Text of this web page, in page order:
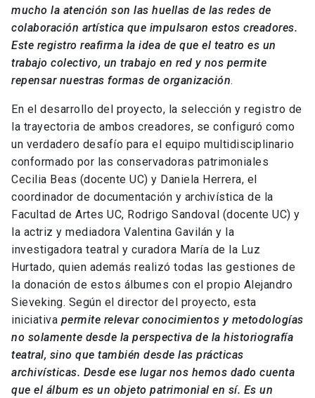
mucho la atención son las huellas de las redes de
colaboración artística que impulsaron estos creadores.
Este registro reafirma la idea de que el teatro es un
trabajo colectivo, un trabajo en red y nos permite
repensar nuestras formas de organización.
En el desarrollo del proyecto, la selección y registro de
la trayectoria de ambos creadores, se configuró como
un verdadero desafío para el equipo multidisciplinario
conformado por las conservadoras patrimoniales
Cecilia Beas (docente UC) y Daniela Herrera, el
coordinador de documentación y archivística de la
Facultad de Artes UC, Rodrigo Sandoval (docente UC) y
la actriz y mediadora Valentina Gavilán y la
investigadora teatral y curadora María de la Luz
Hurtado, quien además realizó todas las gestiones de
la donación de estos álbumes con el propio Alejandro
Sieveking. Según el director del proyecto, esta
iniciativa permite relevar conocimientos y metodologías
no solamente desde la perspectiva de la historiografía
teatral, sino que también desde las prácticas
archivísticas. Desde ese lugar nos hemos dado cuenta
que el álbum es un objeto patrimonial en sí. Es un